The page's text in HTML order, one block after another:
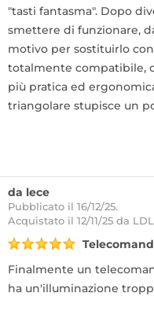
"tasti fantasma". Dopo
smettere di funzionare,
motivo per sostituirlo
totalmente compatibile,
più pratica ed
triangolare stupisce un
da lece
Pubblicato il 16/12/25.
Acquistato il 12/11/25 da
Finalmente un
ha un'illuminazione